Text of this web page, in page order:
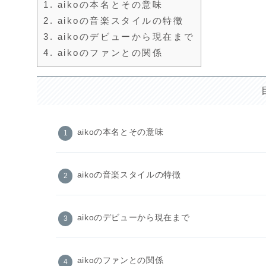
1. aikoの本名とその意味
2. aikoの音楽スタイルの特徴
3. aikoのデビューから現在まで
4. aikoのファンとの関係
aikoの本名とその意味
aikoの音楽スタイルの特徴
aikoのデビューから現在まで
aikoのファンとの関係